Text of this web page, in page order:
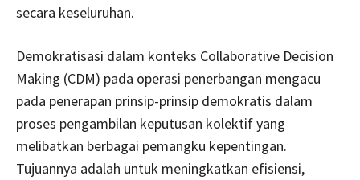
secara keseluruhan.
Demokratisasi dalam konteks Collaborative Decision
Making (CDM) pada operasi penerbangan mengacu
pada penerapan prinsip-prinsip demokratis dalam
proses pengambilan keputusan kolektif yang
melibatkan berbagai pemangku kepentingan.
Tujuannya adalah untuk meningkatkan efisiensi,